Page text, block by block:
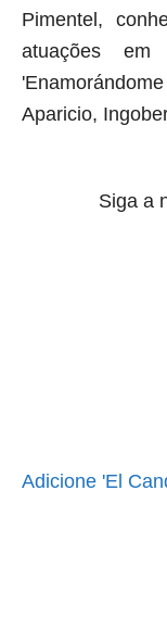
Pimentel,
atuações
Aparicio,
Siga a
Adicione 'El